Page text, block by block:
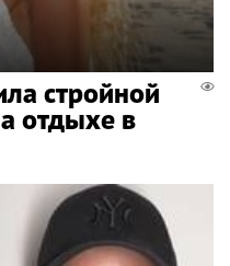
стройной
отдыхе в